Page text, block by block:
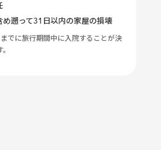
め遡って31日以内の家屋の損壊
でに旅行期間中に入院することが決